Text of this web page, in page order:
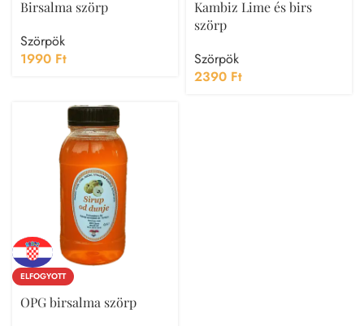
Birsalma szörp
Szörpök
1990 Ft
Kambiz Lime és birs
szörp
Szörpök
2390 Ft
ELFOGYOTT
OPG birsalma szörp